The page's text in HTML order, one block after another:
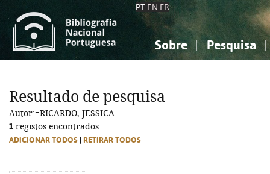
PT EN FR
Sobre Pesquisa
Ciências sociais...
Ciências sociais...
Resultado de pesquisa
Autor:=RICARDO, JESSICA
1 registos encontrados
ADICIONAR TODOS RETIRAR TODOS